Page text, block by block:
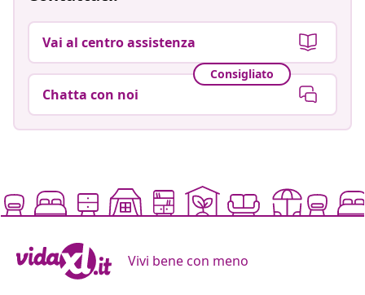
Vai al centro assistenza
Consigliato
Chatta con noi
Vivi bene con meno